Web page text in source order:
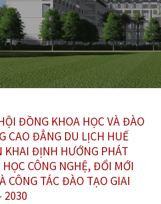
ĐỒNG KHOA HỌC VÀ ĐÀO
CAO ĐẲNG DU LỊCH HUẾ
KHAI ĐỊNH HƯỚNG PHÁT
CÔNG NGHỆ, ĐỔI MỚI
CÔNG TÁC ĐÀO TẠO GIAI
2030